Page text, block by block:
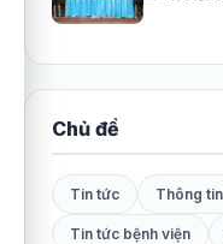
Chủ đề
Tin tức Thông
Tin tức bệnh viện